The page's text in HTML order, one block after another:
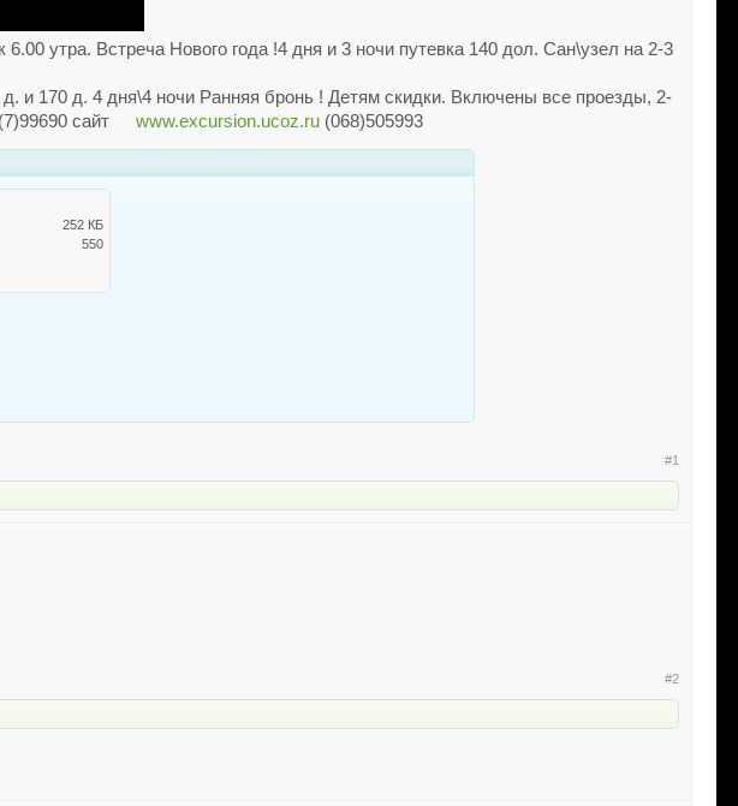
утра. Встреча Нового года !4 дня и 3 ночи путевка 140 дол. Сан\узел на 2-3
и 170 д. 4 дня\4 ночи Ранняя бронь ! Детям скидки. Включены все проезды, 2-
сайт
www.excursion.ucoz.ru (068)505993
252 КБ
550
#1
#2